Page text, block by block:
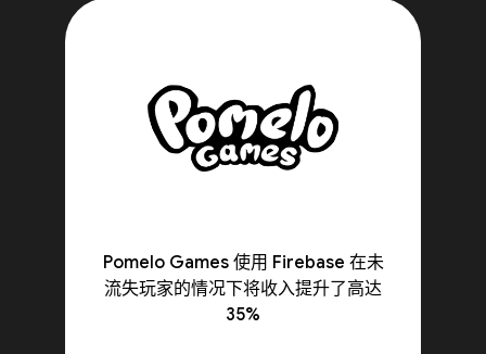
Pomelo Games 使用 Firebase 在未
流失玩家的情况下将收入提升了高达
35%